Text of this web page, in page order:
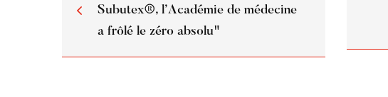
Subutex®, l’Académie de médecine
a frôlé le zéro absolu"